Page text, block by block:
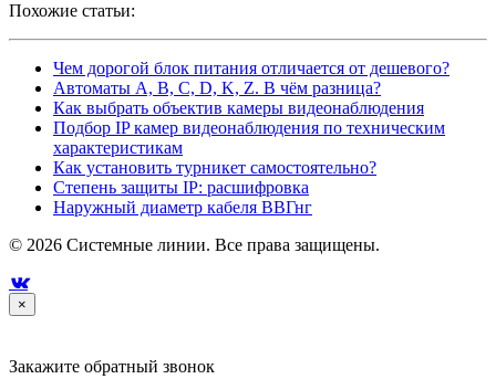
Похожие статьи:
Чем дорогой блок питания отличается от дешевого?
Автоматы A, B, C, D, K, Z. В чём разница?
Как выбрать объектив камеры видеонаблюдения
Подбор IP камер видеонаблюдения по техническим
характеристикам
Как установить турникет самостоятельно?
Степень защиты IP: расшифровка
Наружный диаметр кабеля ВВГнг
© 2026 Системные линии. Все права защищены.

×
Закажите обратный звонок